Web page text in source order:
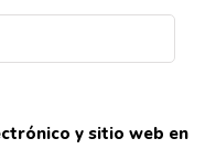
y sitio web en